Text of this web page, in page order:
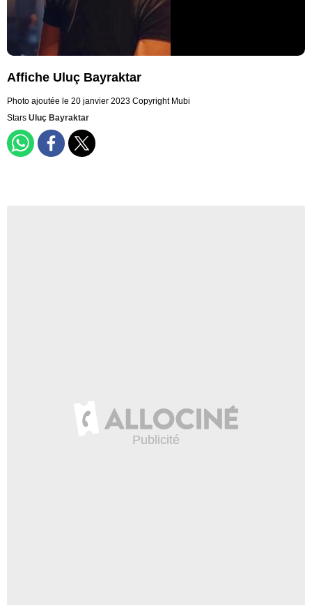
Affiche Uluç Bayraktar
Photo ajoutée le 20 janvier 2023 Copyright Mubi
Stars Uluç Bayraktar